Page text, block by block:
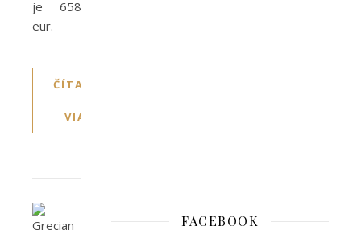
je 658
eur.
ČÍTAJTE
VIAC
FACEBOOK